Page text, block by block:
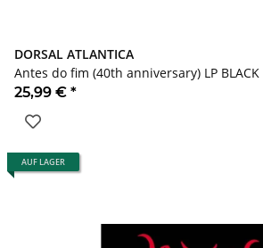
DORSAL ATLANTICA
Antes do fim (40th anniversary) LP BLACK
25,99 € *
AUF LAGER